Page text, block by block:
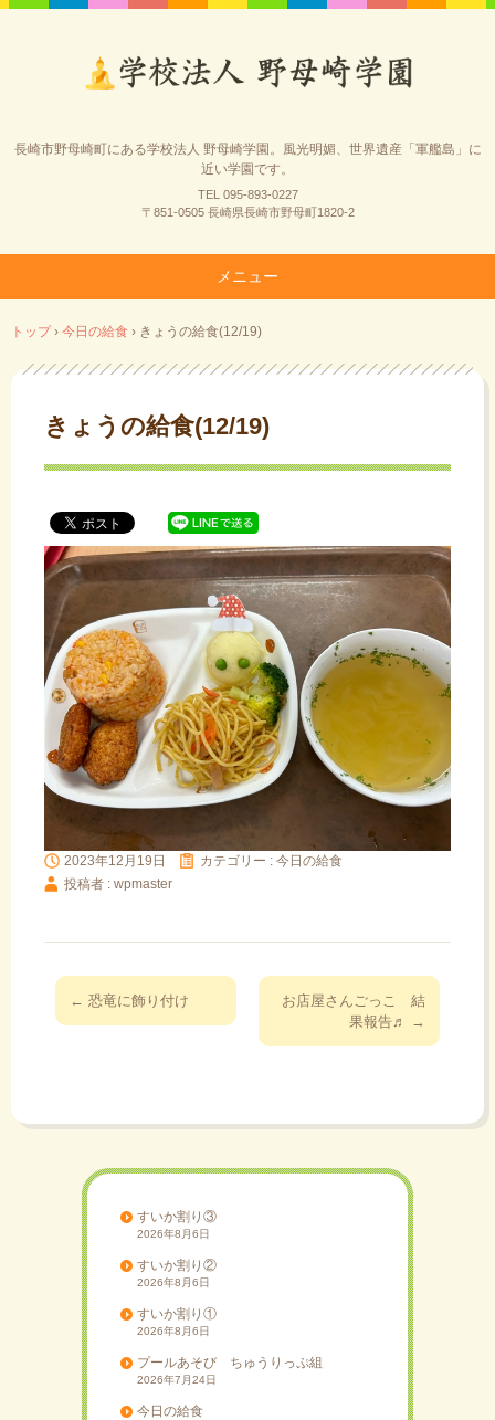
長崎市野母崎町にある学校法人 野母崎学園。風光明媚、世界遺産「軍艦島」に
近い学園です。
TEL 095-893-0227
〒851-0505 長崎県長崎市野母町1820-2
メニュー
ン
テ
トップ › 今日の給食 › きょうの給食(12/19)
きょうの給食(12/19)
2023年12月19日 カテゴリー : 今日の給食
投稿者 : wpmaster
投
稿
← 恐竜に飾り付け
お店屋さんごっこ 結
果報告♬
→
すいか割り③
2026年8月6日
すいか割り②
2026年8月6日
すいか割り①
2026年8月6日
プールあそび ちゅうりっぷ組
2026年7月24日
今日の給食